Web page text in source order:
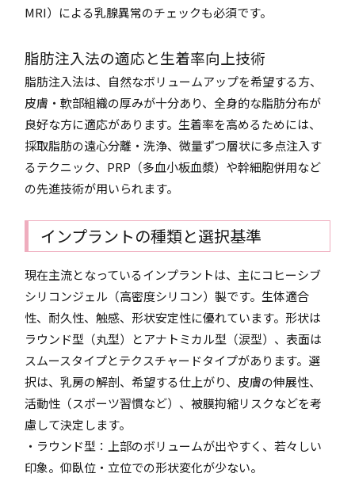
MRI）による乳腺異常のチェックも必須です。
脂肪注入法の適応と生着率向上技術
脂肪注入法は、自然なボリュームアップを希望する方、
皮膚・軟部組織の厚みが十分あり、全身的な脂肪分布が
良好な方に適応があります。生着率を高めるためには、
採取脂肪の遠心分離・洗浄、微量ずつ層状に多点注入す
るテクニック、PRP（多血小板血漿）や幹細胞併用など
の先進技術が用いられます。
インプラントの種類と選択基準
現在主流となっているインプラントは、主にコヒーシブ
シリコンジェル（高密度シリコン）製です。生体適合
性、耐久性、触感、形状安定性に優れています。形状は
ラウンド型（丸型）とアナトミカル型（涙型）、表面は
スムースタイプとテクスチャードタイプがあります。選
択は、乳房の解剖、希望する仕上がり、皮膚の伸展性、
活動性（スポーツ習慣など）、被膜拘縮リスクなどを考
慮して決定します。
・ラウンド型：上部のボリュームが出やすく、若々しい
印象。仰臥位・立位での形状変化が少ない。